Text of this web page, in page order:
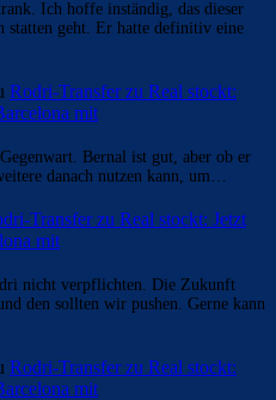
Ich hoffe inständig, das dieser
statten geht. Er hatte definitiv eine
Rodri-Transfer zu Real stockt:
mit
Bernal ist gut, aber ob er
danach nutzen kann, um…
Transfer zu Real stockt: Jetzt
mit
nicht verpflichten. Die Zukunft
den sollten wir pushen. Gerne kann
Rodri-Transfer zu Real stockt:
mit